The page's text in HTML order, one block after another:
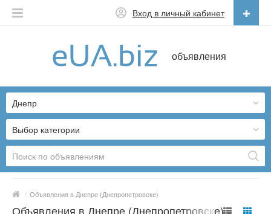
объявления
Вход в личный кабинет
Українська
Выбор категории
Днепр
/ Объявления в Днепре (Днепропетровске)
Объявления в Днепре (Днепропетровске) -